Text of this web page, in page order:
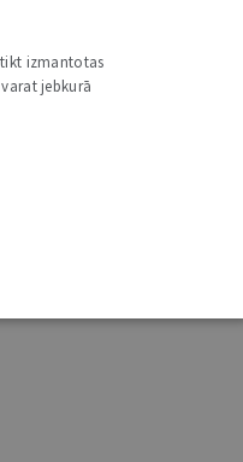
izmantotas
jebkurā